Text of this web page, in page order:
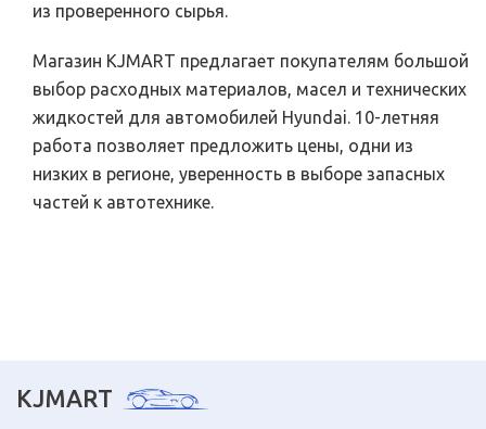
из проверенного сырья.
Магазин KJMART предлагает покупателям большой
выбор расходных материалов, масел и технических
жидкостей для автомобилей Hyundai. 10-летняя
работа позволяет предложить цены, одни из
низких в регионе, уверенность в выборе запасных
частей к автотехнике.
KJMART